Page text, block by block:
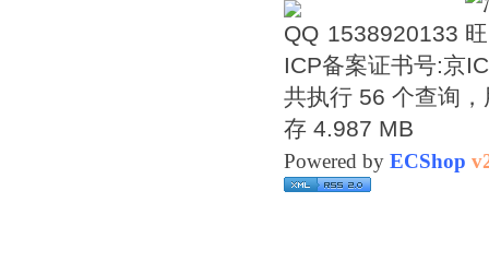
1538920133
ICP备案证书号:京
共执行 56 个查询
存 4.987 MB
Powered by ECShop